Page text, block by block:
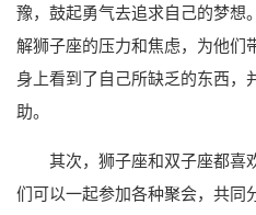
豫，鼓起勇气去追求自己的梦想
解狮子座的压力和焦虑，为他们
身上看到了自己所缺乏的东西，
助。
其次，狮子座和双子座都喜
们可以一起参加各种聚会，共同